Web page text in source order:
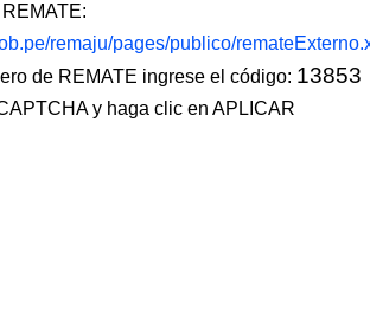
remaju/pages/publico/
de REMATE ingrese el código: 13853
y haga clic en APLICAR